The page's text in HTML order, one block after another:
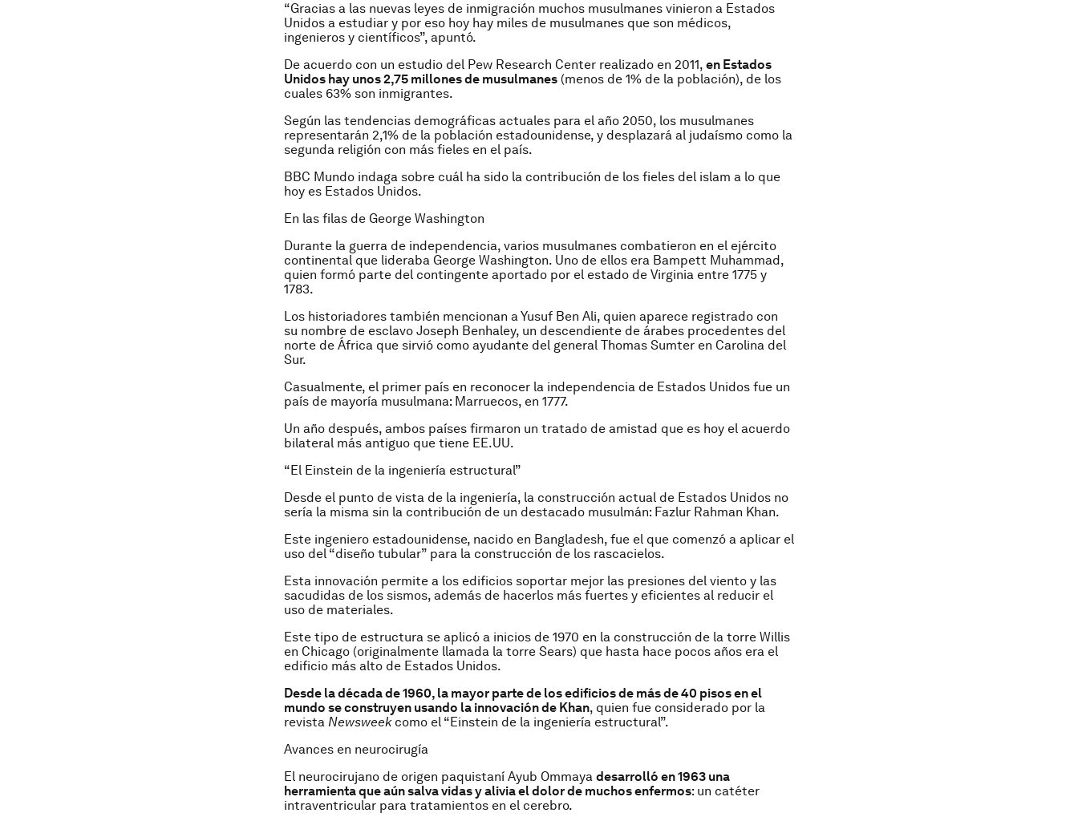
“Gracias a las nuevas leyes de inmigración muchos musulmanes vinieron a Estados
Unidos a estudiar y por eso hoy hay miles de musulmanes que son médicos,
ingenieros y científicos”, apuntó.
De acuerdo con un estudio del Pew Research Center realizado en 2011, en Estados
Unidos hay unos 2,75 millones de musulmanes (menos de 1% de la población), de los
cuales 63% son inmigrantes.
Según las tendencias demográficas actuales para el año 2050, los musulmanes
representarán 2,1% de la población estadounidense, y desplazará al judaísmo como la
segunda religión con más fieles en el país.
BBC Mundo indaga sobre cuál ha sido la contribución de los fieles del islam a lo que
hoy es Estados Unidos.
En las filas de George Washington
Durante la guerra de independencia, varios musulmanes combatieron en el ejército
continental que lideraba George Washington. Uno de ellos era Bampett Muhammad,
quien formó parte del contingente aportado por el estado de Virginia entre 1775 y
1783.
Los historiadores también mencionan a Yusuf Ben Ali, quien aparece registrado con
su nombre de esclavo Joseph Benhaley, un descendiente de árabes procedentes del
norte de África que sirvió como ayudante del general Thomas Sumter en Carolina del
Sur.
Casualmente, el primer país en reconocer la independencia de Estados Unidos fue un
país de mayoría musulmana: Marruecos, en 1777.
Un año después, ambos países firmaron un tratado de amistad que es hoy el acuerdo
bilateral más antiguo que tiene EE.UU.
“El Einstein de la ingeniería estructural”
Desde el punto de vista de la ingeniería, la construcción actual de Estados Unidos no
sería la misma sin la contribución de un destacado musulmán: Fazlur Rahman Khan.
Este ingeniero estadounidense, nacido en Bangladesh, fue el que comenzó a aplicar el
uso del “diseño tubular” para la construcción de los rascacielos.
Esta innovación permite a los edificios soportar mejor las presiones del viento y las
sacudidas de los sismos, además de hacerlos más fuertes y eficientes al reducir el
uso de materiales.
Este tipo de estructura se aplicó a inicios de 1970 en la construcción de la torre Willis
en Chicago (originalmente llamada la torre Sears) que hasta hace pocos años era el
edificio más alto de Estados Unidos.
Desde la década de 1960, la mayor parte de los edificios de más de 40 pisos en el
mundo se construyen usando la innovación de Khan, quien fue considerado por la
revista Newsweekcomo el “Einstein de la ingeniería estructural”.
Avances en neurocirugía
El neurocirujano de origen paquistaní Ayub Ommaya desarrolló en 1963 una
herramienta que aún salva vidas y alivia el dolor de muchos enfermos: un catéter
intraventricular para tratamientos en el cerebro.